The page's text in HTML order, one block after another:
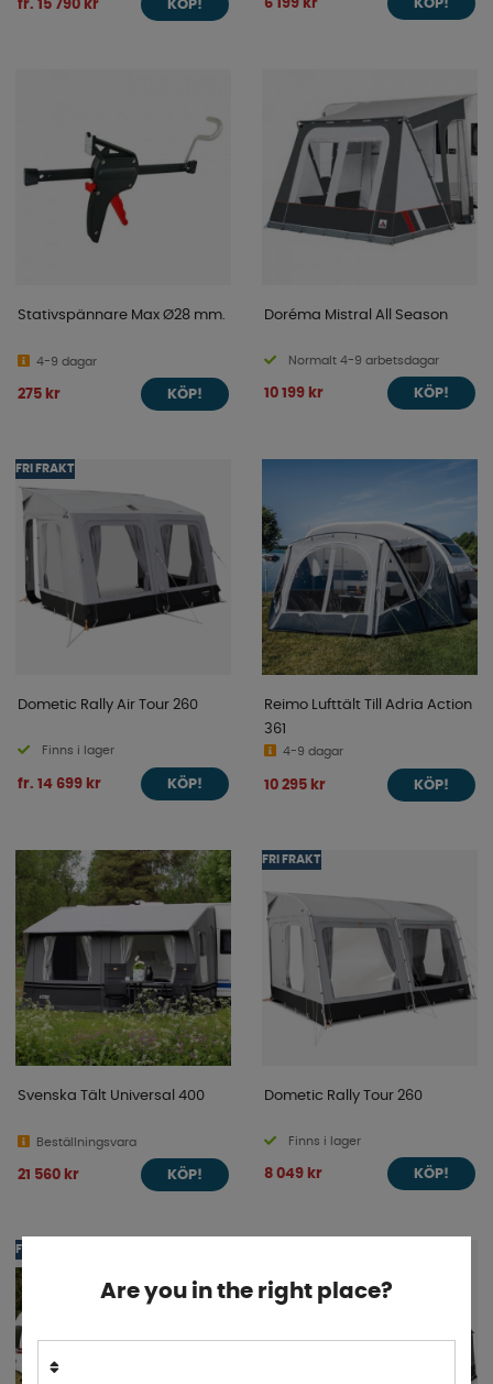
fr. 15 790 kr KÖP! KÖP!
Stativspännare Max Ø28 mm.
4-9 dagar
275 kr KÖP!
Doréma Mistral All Season
Normalt 4-9 arbetsdagar
10 199 kr KÖP!
FRI FRAKT
Dometic Rally Air Tour 260
Finns i lager
fr. 14 699 kr KÖP!
Reimo Lufttält Till Adria Action
361
4-9 dagar
10 295 kr KÖP!
Svenska Tält Universal 400
Beställningsvara
21 560 kr KÖP!
FRI FRAKT
Dometic Rally Tour 260
Finns i lager
8 049 kr KÖP!
FRI FRAKT
Are you in the right place?